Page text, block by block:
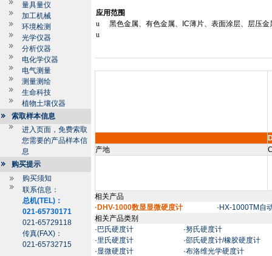
量具量仪
加工机械
环境检测
光学仪器
分析仪器
电化学仪器
电气测量
测量测绘
生命科技
植物土壤仪器
索取样本信息
进入页面，免费索取
您需要的产品样本信
息
购买提示
购买须知
联系信息：
总机(TEL)：
021-65730171
021-65729118
传真(FAX)：
021-65732715
应用范围
u
黑色金属、有色金属、 IC薄片、表面涂层、层压金
u
产地
相关产品
·DHV-1000数显显微硬度计
· HX-1000TM自
相关产品类别
· 巴氏硬度计 ·努氏硬度计
·里氏硬度计 ·邵氏硬度计/橡胶硬度计
·显微硬度计 ·布洛维光学硬度计